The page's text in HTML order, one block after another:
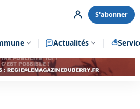
S'abonner
Actualités
Publicité